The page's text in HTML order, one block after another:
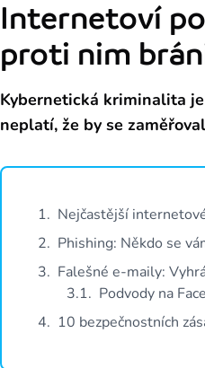
Internetoví
proti nim
Kybernetická kriminalita
neplatí, že by se
1. Nejčastější
2. Phishing: Někdo se
3. Falešné e-maily:
3.1. Podvody na
4. 10 bezpečnostních